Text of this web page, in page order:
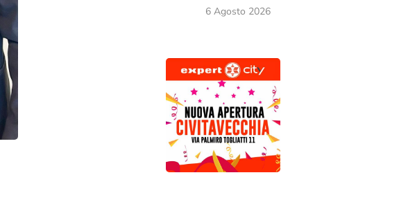
6 Agosto 2026